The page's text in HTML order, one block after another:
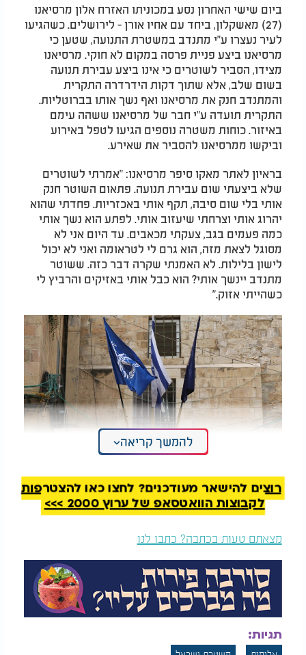
ביום שישי האחרון נסע במכוניתו האזרח אלון מרסיאנו
(27) מאשקלון, ביחד עם אחיו אורן - לירושלים. כשהגיעו
לעיר נעצרו ע"י מתנדב במשטרת התנועה, שטען כי
מרסיאנו ביצע פניית פרסה במקום לא חוקי. מרסיאנו
מצידו, הסביר לשוטרים כי אינו ביצע עבירת תנועה
בשום שלב, אלא שתוך דקות הידרדרה התקרית
והמתנדב חנק את מרסיאנו ואף נשך אותו בברוטליות.
התקרית תועדה ע"י חבר של מרסיאנו ששהה עימם
באיזור. כוחות משטרה נוספים הגיעו לטפל באירוע
וביקשו ממרסיאנו להסביר את שאירע.
בראיון לאתר מאקו סיפר מרסיאנו: "אמרתי לשוטרים
שלא ביצעתי שום עבירת תנועה. פתאום השוטר חנק
אותי בלי שום סיבה, תקף אותי באכזריות. פחדתי שהוא
יהרוג אותי וצרחתי שיעזוב אותי. לפתע הוא נשך אותי
כמה פעמים בגב, צעקתי מכאבים. עד היום אני לא
מסוגל לצאת מזה, הוא גרם לי לטראומה ואני לא יכול
לישון בלילות. לא האמנתי שקרה דבר כזה. ששוטר
מתנדב יינשך אותי? הוא כבל אותי באזיקים והרביץ לי
כשהייתי אזוק."
לקבל טיפול כשהוא אזוק, תוך טענה שהוא התוקף.
האירוע חוזר לי בראש פעם אחר פעם. השיניים של
המתנדב היו בתוך הבשר שלי בגב. אני לא מאמין שככה
מתנהג שוטר מתנדב במשטרה. צריך לעצור אותו
ולהעמיד אותו לדין", סיפר מרסיאנו, ששוחרר מבית
על מה שעשה לי. אני מצפה ממח"ש שיעמידו אותו לדין",
להמשך קריאה
רוצים להישאר מעודכנים? לחצו כאן להצטרפות
לקבוצות הוואטסאפ של ערוץ 2000 >>>
מצאתם טעות בכתבה? כתבו לנו
תגיות: